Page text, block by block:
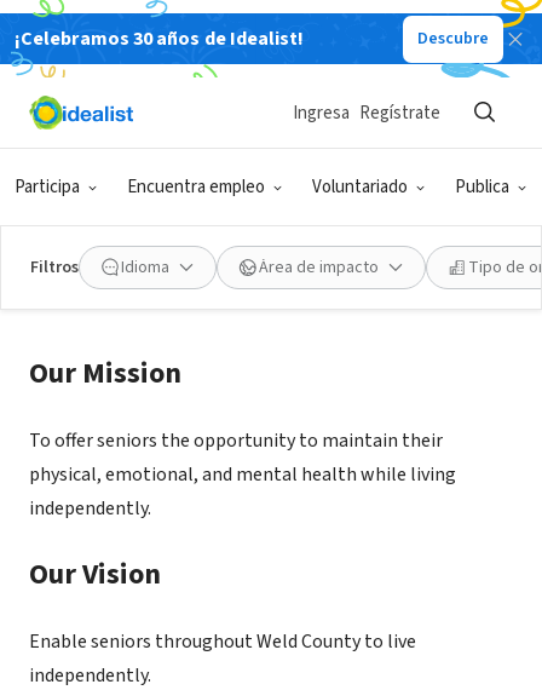
¡Celebramos 30 años de Idealist! Descubre
Participa Encuentra empleo Voluntariado Publica
Ingresa Regístrate
Filtros Idioma Área de impacto Tipo de
ORGANIZACIÓN SIN FIN DE LUCRO
Senior Resource Services
Acerca de
Our Mission
To offer seniors the opportunity to maintain their
physical, emotional, and mental health while living
independently.
Our Vision
Enable seniors throughout Weld County to live
independently.